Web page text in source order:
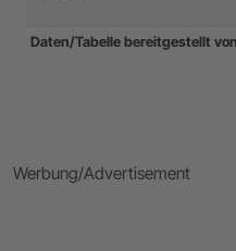
Daten/Tabelle bereitgestellt
Daten/Tabelle bereitgestellt
Werbung/Advertisement